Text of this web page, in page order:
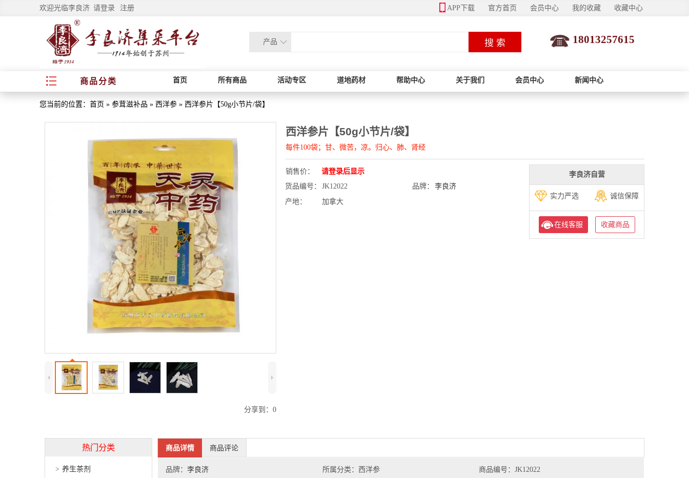
欢迎光临李良济 请登录 注册 APP下载 官方首页 会员中心 我的收藏 收藏中心
产品 搜 索 18013257615
商品分类 首页 所有商品 活动专区 道地药材 帮助中心 关于我们 会员中心 新闻中心
您当前的位置： 首页 » 参茸滋补品 » 西洋参 » 西洋参片【50g小节片/袋】
4 5
分享到： 0
西洋参片【50g小节片/袋】
每件100袋；甘、微苦，凉。归心、肺、肾经
销售价：
请登录后显示
货品编号：
JK12022 品牌：
李良济
产地：
加拿大
李良济自营
实力严选 诚信保障
在线客服 收藏商品
热门分类
养生茶剂
商品详情 商品评论
品牌： 李良济 所属分类：西洋参 商品编号：JK12022